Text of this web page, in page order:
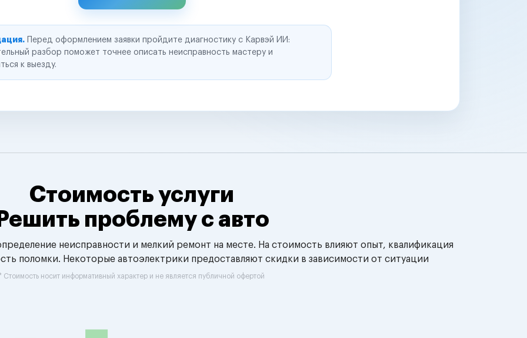
Перед оформлением заявки пройдите диагностику с Карвэй ИИ:
разбор поможет точнее описать неисправность мастеру и
к выезду.
Стоимость услуги
Решить проблему с авто
неисправности и мелкий ремонт на месте. На стоимость влияют опыт, квалификация
поломки. Некоторые автоэлектрики предоставляют скидки в зависимости от ситуации
Стоимость носит информативный характер и не является публичной офертой